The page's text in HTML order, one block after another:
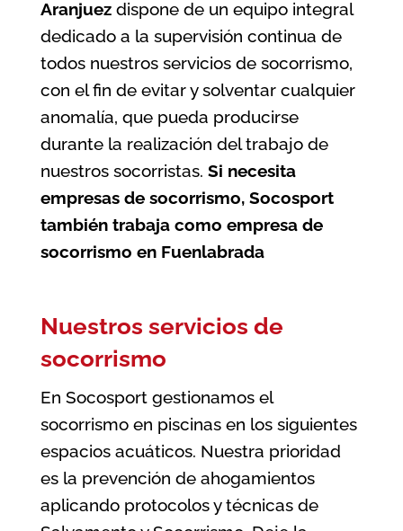
Aranjuezdispone de un equipo integral
dedicado a la supervisión continua de
todos nuestros servicios de socorrismo,
con el fin de evitar y solventar cualquier
anomalía, que pueda producirse
durante la realización del trabajo de
nuestros socorristas. Si necesita
empresas de socorrismo, Socosport
también trabaja como empresa de
socorrismo en Fuenlabrada
Nuestros servicios de
socorrismo
En Socosport gestionamos el
socorrismo en piscinas en los siguientes
espacios acuáticos. Nuestra prioridad
es la prevención de ahogamientos
aplicando protocolos y técnicas de